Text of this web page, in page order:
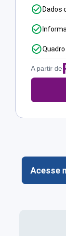
Dados
A partir de
Acesse